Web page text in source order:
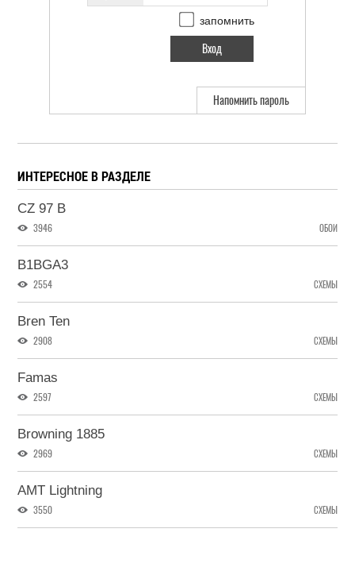
запомнить
Напомнить пароль
ИНТЕРЕСНОЕ В РАЗДЕЛЕ
CZ 97 B
3946 ОБОИ
B1BGA3
2554 СХЕМЫ
Bren Ten
2908 СХЕМЫ
Famas
2597 СХЕМЫ
Browning 1885
2969 СХЕМЫ
AMT Lightning
3550 СХЕМЫ